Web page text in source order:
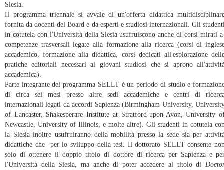
Slesia.
Il programma triennale si avvale di un'offerta didattica
fornita da docenti del Board e da esperti e studiosi internazionali. Gli
in cotutela con l'Università della Slesia usufruiscono anche di corsi mirati
competenze trasversali legate alla formazione alla ricerca (corsi di
accademico, formazione alla didattica, corsi dedicati all'esplorazione
pratiche editoriali necessari ai giovani studiosi che si aprono
accademica).
Parte integrante del programma SELLT è un periodo di studio e
di circa sei mesi presso altre sedi accademiche e centri di
internazionali legati da accordi Sapienza (Birmingham University,
of Lancaster, Shakesperare Institute at Stratford-upon-Avon, University
Newcastle, University of Illinois, e molte altre). Gli studenti in cotutela
la Slesia inoltre usufruiranno della mobilità presso la sede sia per
didattiche che per lo sviluppo della tesi. Il dottorato SELLT consente
solo di ottenere il doppio titolo di dottore di ricerca per Sapienza e
l'Università della Slesia, ma anche di poter accedere al titolo di